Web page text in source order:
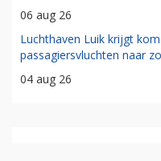
06 aug 26
Luchthaven Luik krijgt
passagiersvluchten naar
04 aug 26